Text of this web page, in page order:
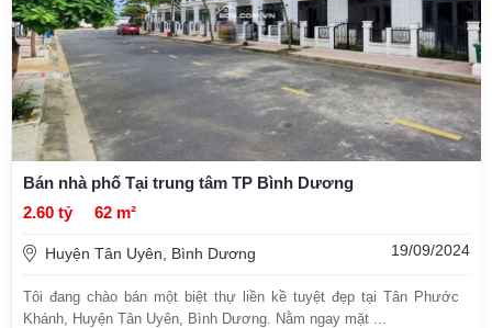
Bán nhà phố Tại trung tâm TP Bình Dương
2.60 tỷ
62 m²
Huyện Tân Uyên, Bình Dương 19/09/2024
Tôi đang chào bán một biệt thự liền kề tuyệt đẹp tại Tân Phước
Khánh, Huyện Tân Uyên, Bình Dương. Nằm ngay mặt ...